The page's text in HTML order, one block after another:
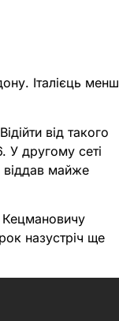
Італієць менш
від такого
У другому сеті
віддав майже
Кецмановичу
назустріч ще